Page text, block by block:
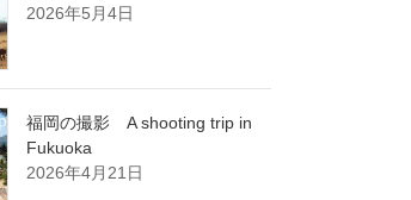
2026年5月4日
福岡の撮影 A shooting trip in
Fukuoka
2026年4月21日